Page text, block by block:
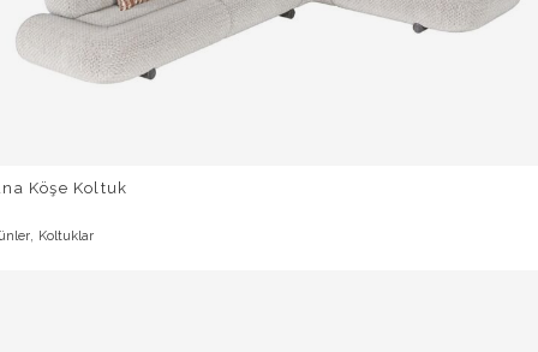
Köşe Koltuk
, Koltuklar